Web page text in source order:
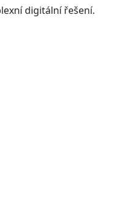
digitální řešení.